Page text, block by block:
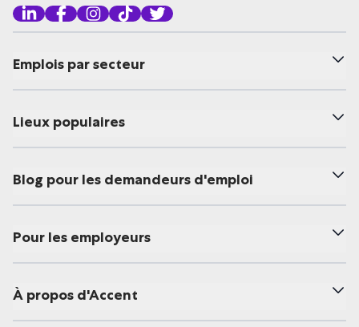
Emplois par secteur
Lieux populaires
Blog pour les demandeurs d'emploi
Pour les employeurs
À propos d'Accent